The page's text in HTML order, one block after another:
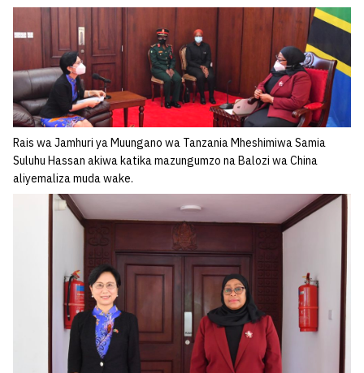
Rais wa Jamhuri ya Muungano wa Tanzania Mheshimiwa Samia
Suluhu Hassan akiwa katika mazungumzo na Balozi wa China
aliyemaliza muda wake.